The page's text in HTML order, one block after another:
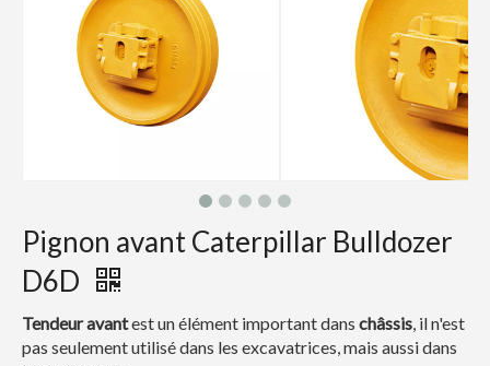
Pignon avant Caterpillar Bulldozer
D6D
Tendeur avantest un élément important dans châssis, il n'est
pas seulement utilisé dans les excavatrices, mais aussi dans